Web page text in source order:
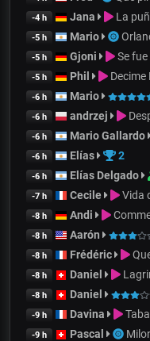
-4 h Jana La
-5 h Mario
-5 h Gjoni Se
-5 h Phil Decime
-6 h Mario
-6 h andrzej
-6 h Mario Gallardo
-6 h Elías 2
-6 h Elías Delgado
-7 h Cecile Vida
-8 h Andi
-8 h Aarón
-8 h Frédéric
-8 h Daniel
-8 h Daniel
-9 h Davina
-9 h Pascal